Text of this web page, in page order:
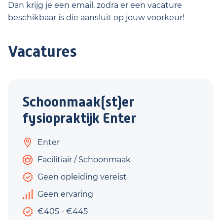
Dan krijg je een email, zodra er een vacature
beschikbaar is die aansluit op jouw voorkeur!
Vacatures
Schoonmaak(st)er
fysiopraktijk Enter
Enter
Facilitiair / Schoonmaak
Geen opleiding vereist
Geen ervaring
€405 - €445